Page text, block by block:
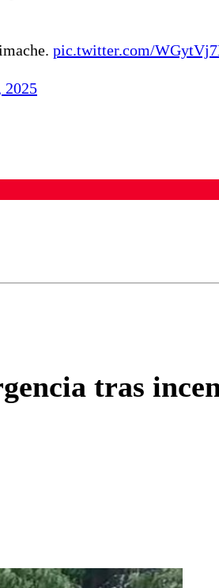
pic.twitter.com/
2025
tras